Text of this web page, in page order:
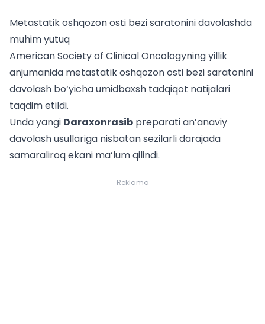
Metastatik oshqozon osti bezi saratonini davolashda
muhim yutuq
American Society of Clinical Oncologyning yillik
anjumanida metastatik oshqozon osti bezi saratonini
davolash bo‘yicha umidbaxsh tadqiqot natijalari
taqdim etildi.
Unda yangi Daraxonrasib preparati an’anaviy
davolash usullariga nisbatan sezilarli darajada
samaraliroq ekani ma’lum qilindi.
Reklama